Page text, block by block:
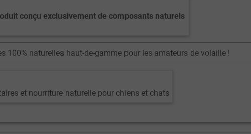
conçu exclusivement de composants naturels
100% naturelles haut-de-gamme pour les amateurs de volaille !
et nourriture naturelle pour chiens et chats